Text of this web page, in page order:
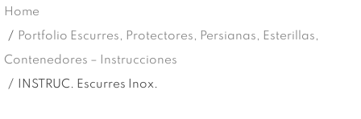
Home
/ Portfolio Escurres, Protectores, Persianas, Esterillas,
Contenedores – Instrucciones
/
INSTRUC. Escurres Inox.